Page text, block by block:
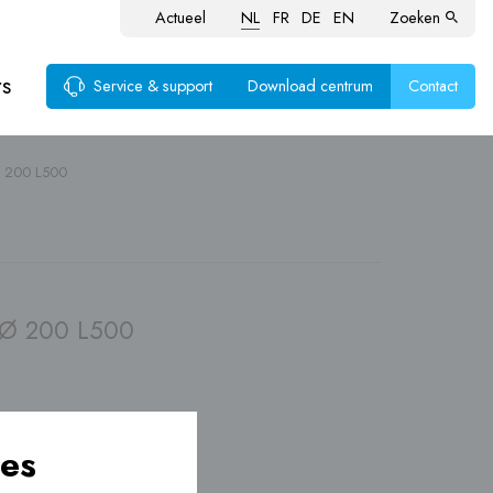
Actueel NL FR DE EN Zoeken
Service & support Download centrum Contact
200 L500
200 L500